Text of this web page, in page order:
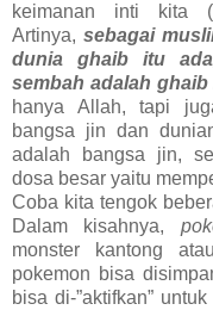
keimanan inti kita
Artinya,sebagai
dunia ghaib itu
sembah adalah ghaib
hanya Allah, tapi
bangsa jin dan
adalah bangsa jin,
dosa besar yaitu
Coba kita tengok
Dalam kisahnya,
monster kantong
pokemon bisa
bisa di-”aktifkan”